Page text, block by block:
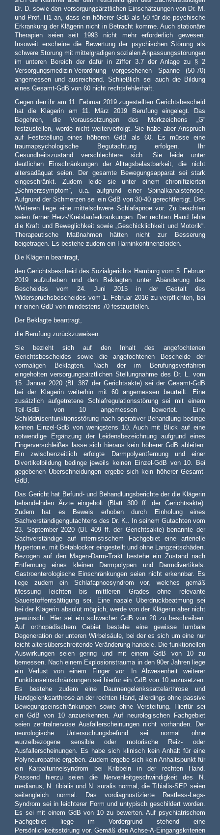
Dr. D. sowie den versorgungsärztlichen Einschätzungen von Dr. M.
und Prof. H1 an, dass ein höherer GdB als 50 für die psychische
Erkrankung der Klägerin nicht in Betracht komme. Auch stationäre
Therapien seien seit 1993 nicht mehr erforderlich gewesen.
Insoweit erscheine die Bewertung der psychischen Störung als
schwere Störung mit mittelgradigen sozialen Anpassungsstörungen
im unteren Bereich der dafür in Ziffer 3.7 der Anlage zu § 2
Versorgungsmedizin-Verordnung vorgesehenen Spanne (50-70)
angemessen und ausreichend. Schließlich sei auch die Bildung
eines Gesamt-GdB von 60 nicht rechtsfehlerhaft.
Gegen den ihr am 11. Februar 2019 zugestellten Gerichtsbescheid
hat die Klägerin am 11. März 2019 Berufung eingelegt. Das
Begehren, die Voraussetzungen des Merkzeichens „G“
festzustellen, werde nicht weiterverfolgt. Sie habe aber Anspruch
auf Feststellung eines höheren GdB als 60. Es müsse eine
traumapsychologische Begutachtung erfolgen. Ihr
Gesundheitszustand verschlechtere sich. Sie leide unter
deutlichen Einschränkungen der Alltagsbelastbarkeit, die nicht
altersadäquat seien. Der gesamte Bewegungsapparat sei stark
eingeschränkt. Zudem leide sie unter einem chronifizierten
„Schmerzsymptom“, u.a. aufgrund einer Spinalkanalstenose.
Aufgrund der Schmerzen sei ein GdB von 30-40 gerechtfertigt. Des
Weiteren liege eine mittelschwere Schlafapnoe vor. Zu beachten
seien ferner Herz-/Kreislauferkrankungen. Der rechten Hand fehle
die Kraft und Beweglichkeit sowie „Geschicklichkeit und Motorik“.
Therapeutische Maßnahmen hätten nicht zur Besserung
beigetragen. Es bestehe zudem ein Harninkontinenzleiden.
Die Klägerin beantragt,
den Gerichtsbescheid des Sozialgerichts Hamburg vom 5. Februar
2019 aufzuheben und den Beklagten unter Abänderung des
Bescheides vom 24. Juni 2015 in der Gestalt des
Widerspruchsbescheides vom 1. Februar 2016 zu verpflichten, bei
ihr einen GdB von mindestens 70 festzustellen.
Der Beklagte beantragt,
die Berufung zurückzuweisen.
Sie bezieht sich auf den Inhalt des angefochtenen
Gerichtsbescheides sowie die angefochtenen Bescheide der
vormaligen Beklagten. Nach der im Berufungsverfahren
eingeholten versorgungsärztlichen Stellungnahme des Dr. L. vom
15. Januar 2020 (Bl. 387 der Gerichtsakte) sei der Gesamt-GdB
bei der Klägerin weiterhin mit 60 angemessen beurteilt. Eine
zusätzlich aufgetretene Schlafregulationsstörung sei mit einem
Teil-GdB von 10 angemessen bewertet. Eine
Schilddrüsenfunktionsstörung nach operativer Behandlung bedinge
keinen Einzel-GdB von wenigstens 10. Auch mit Blick auf eine
notwendige Ergänzung der Leidensbezeichnung aufgrund eines
Fingerverschleißes lasse sich hieraus kein höherer GdB ableiten.
Ein zwischenzeitlich erfolgte Darmpolyentfernung und einer
Divertikelbildung bedinge jeweils keinen Einzel-GdB von 10. Bei
gegebenen Überschneidungen ergebe sich kein höherer Gesamt-
GdB.
Das Gericht hat Befund- und Behandlungsberichte der die Klägerin
behandelnden Ärzte eingeholt (Blatt 300 ff. der Gerichtsakte).
Zudem hat es Beweis erhoben durch Einholung eines
Sachverständigengutachtens des Dr. K.. In seinem Gutachten vom
23. September 2020 (Bl. 409 ff. der Gerichtsakte) benannte der
Sachverständige auf internistischem Fachgebiet eine arterielle
Hypertonie, mit Betablocker eingestellt und ohne Langzeitschäden.
Bezogen auf den Magen-Darm-Trakt bestehe ein Zustand nach
Entfernung eines kleinen Darmpolypen und Darmdivertikels.
Gastroenterologische Einschränkungen seien nicht erkennbar. Es
liege zudem ein Schlafapnoesyndrom vor, welches gemäß
Messung leichten bis mittleren Grades ohne relevante
Sauerstoffentsättigung sei. Eine nasale Überdruckbeatmung sei
bei der Klägerin absolut möglich, werde von der Klägerin aber nicht
gewünscht. Hier sei ein schwacher GdB von 20 zu beschreiben.
Auf orthopädischem Gebiet bestehe eine gewisse lumbale
Degeneration der unteren Wirbelsäule, bei der es sich um eine nur
leicht altersüberschreitende Veränderung handele. Die funktionellen
Auswirkungen seien gering und mit einem GdB von 10 zu
bemessen. Nach einem Explosionstrauma in den 90er Jahren liege
ein Verlust von einem Finger vor. In Abwesenheit weiterer
Funktionseinschränkungen sei hierfür ein GdB von 10 anzusetzen.
Es bestehe zudem eine Daumengelenkssattelarthrose und
Handgelenksarthrose an der rechten Hand, allerdings ohne passive
Bewegungseinschränkungen sowie ohne Versteifung. Hierfür sei
ein GdB von 10 anzuerkennen. Auf neurologischen Fachgebiet
seien zentralnervöse Ausfallerscheinungen nicht vorhanden. Der
neurologische Untersuchungsbefund sei normal ohne
wurzelbezogene sensible oder motorische Reiz- oder
Ausfallerscheinungen. Es habe sich klinisch kein Anhalt für eine
Polyneuropathie ergeben. Zudem ergebe sich kein Anhaltspunkt für
ein Karpaltunnelsyndrom bei Kribbeln in der rechten Hand.
Passend hierzu seien die Nervenleitgeschwindigkeit des N.
medianus, N. tibialis und N. suralis normal, die Tibialis-SEP seien
seitengleich normal. Das vordiagnostizierte Restless-Legs-
Syndrom sei in leichterer Form und untypisch geschildert worden.
Es sei mit einem GdB von 10 zu bewerten. Auf psychiatrischem
Fachgebiet liege im Vordergrund stehend eine
Persönlichkeitsstörung vor. Gemäß den Achse-A-Eingangskriterien